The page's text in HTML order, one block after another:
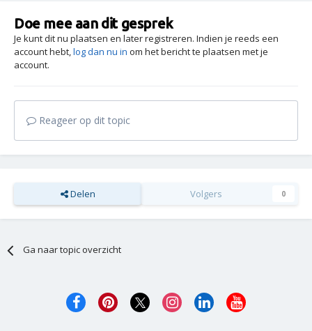
Doe mee aan dit gesprek
Je kunt dit nu plaatsen en later registreren. Indien je reeds een
account hebt,log dan nu in om het bericht te plaatsen met je
account.
Reageer op dit topic
Delen Volgers 0
Ga naar topic overzicht